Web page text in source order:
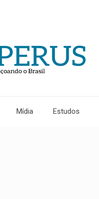
Mídia Estudos